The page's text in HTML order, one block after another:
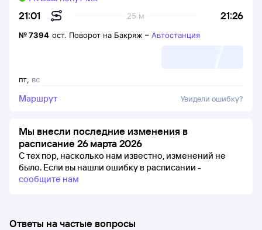
21:01 21:26
25 м
пт, вс
№7394 ост. Поворот на Бакряж – Автостанция
Маршрут Увидели ошибку?
Мы внесли последние изменения в
расписание 26 марта 2026
С тех пор, насколько нам известно, изменений не
было. Если вы нашли ошибку в расписании -
сообщите нам
Ответы на частые вопросы